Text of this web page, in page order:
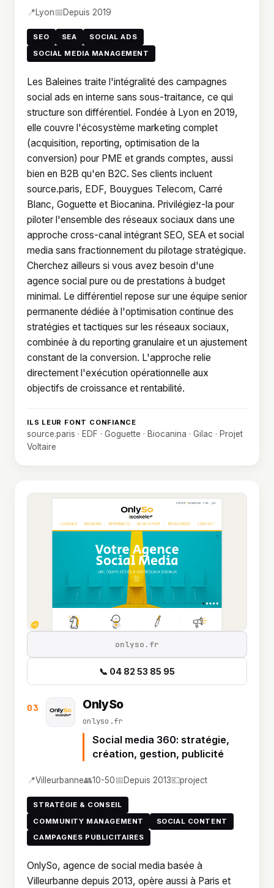
📍Lyon📅Depuis 2019
SEO SEA
SOCIAL ADS
SOCIAL MEDIA MANAGEMENT
Les Baleines traite l'intégralité des campagnes
social ads en interne sans sous-traitance, ce qui
structure son différentiel. Fondée à Lyon en 2019,
elle couvre l'écosystème marketing complet
(acquisition, reporting, optimisation de la
conversion) pour PME et grands comptes, aussi
bien en B2B qu'en B2C. Ses clients incluent
source.paris, EDF, Bouygues Telecom, Carré
Blanc, Goguette et Biocanina. Privilégiez-la pour
piloter l'ensemble des réseaux sociaux dans une
approche cross-canal intégrant SEO, SEA et social
media sans fractionnement du pilotage stratégique.
Cherchez ailleurs si vous avez besoin d'une
agence social pure ou de prestations à budget
minimal. Le différentiel repose sur une équipe senior
permanente dédiée à l'optimisation continue des
stratégies et tactiques sur les réseaux sociaux,
combinée à du reporting granulaire et un ajustement
constant de la conversion. L'approche relie
directement l'exécution opérationnelle aux
objectifs de croissance et rentabilité.
ILS LEUR FONT CONFIANCE
source.paris · EDF · Goguette · Biocanina · Gilac · Projet
Voltaire
03 OnlySo
onlyso.fr
Social media 360: stratégie,
création, gestion, publicité
📍Villeurbanne👥10-50📅Depuis 2013💶project
STRATÉGIE & CONSEIL
COMMUNITY MANAGEMENT
SOCIAL CONTENT
CAMPAGNES PUBLICITAIRES
OnlySo, agence de social media basée à
Villeurbanne depuis 2013, opère aussi à Paris et
onlyso.fr
📞 04 82 53 85 95